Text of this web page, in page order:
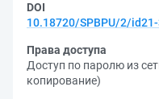
DOI
10.18720/SPBPU/2/
Права доступа
Доступ по паролю из
копирование)